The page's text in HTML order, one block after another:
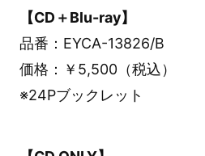
【CD＋Blu-ray】
品番：EYCA-13826/B
価格：￥5,500（税込）
※24Pブックレット